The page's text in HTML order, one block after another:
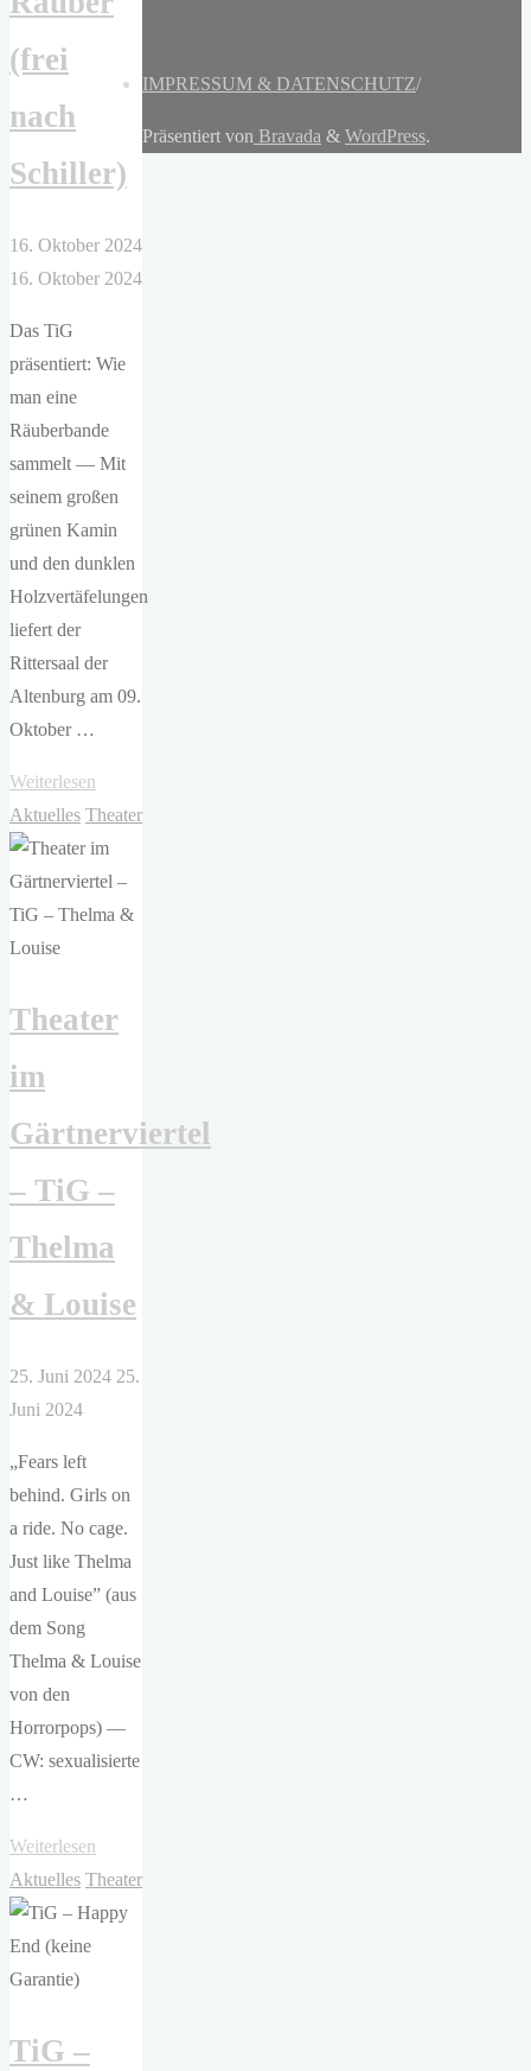
(frei
nach
Schiller)
16. Oktober 2024
16. Oktober 2024
Das TiG
präsentiert: Wie
man eine
Räuberbande
sammelt — Mit
seinem großen
grünen Kamin
und den dunklen
Holzvertäfelungen
liefert der
Rittersaal der
Altenburg am 09.
Oktober …
Weiterlesen
–
Die
Räuber
(frei
Aktuelles Theater
Theater
im
Gärtnerviertel
– TiG –
Thelma
& Louise
25. Juni 2024 25.
Juni 2024
„Fears left
behind. Girls on
a ride. No cage.
Just like Thelma
and Louise” (aus
dem Song
Thelma & Louise
von den
Horrorpops) —
CW: sexualisierte
…
Weiterlesen
im
Gärtnerviertel
Aktuelles Theater
TiG –
IMPRESSUM & DATENSCHUTZ/
Präsentiert von Bravada & WordPress.